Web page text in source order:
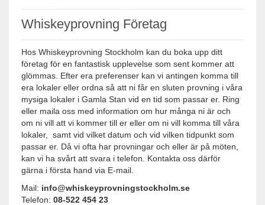
Whiskeyprovning Företag
Hos Whiskeyprovning Stockholm kan du boka upp ditt
företag för en fantastisk upplevelse som sent kommer att
glömmas. Efter era preferenser kan vi antingen komma till
era lokaler eller ordna så att ni får en sluten provning i våra
mysiga lokaler i Gamla Stan vid en tid som passar er. Ring
eller maila oss med information om hur många ni är och
om ni vill att vi kommer till er eller om ni vill komma till våra
lokaler, samt vid vilket datum och vid vilken tidpunkt som
passar er. Då vi ofta har provningar och eller är på möten,
kan vi ha svårt att svara i telefon. Kontakta oss därför
gärna i första hand via E-mail.
Mail: info@whiskeyprovningstockholm.se
Telefon: 08-522 454 23